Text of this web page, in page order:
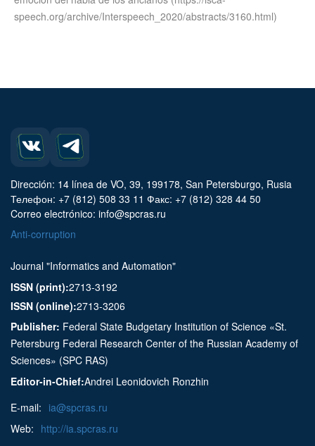
speech.org/archive/Interspeech_2020/abstracts/3160.html)
Dirección: 14 línea de VO, 39, 199178, San Petersburgo, Rusia
Телефон: +7 (812) 508 33 11 Факс: +7 (812) 328 44 50
Correo electrónico: info@spcras.ru
Anti-corruption
Journal "Informatics and Automation"
ISSN (print):2713-3192
ISSN (online):2713-3206
Publisher: Federal State Budgetary Institution of Science «St.
Petersburg Federal Research Center of the Russian Academy of
Sciences» (SPC RAS)
Editor-in-Chief:Andrei Leonidovich Ronzhin
E-mail: ia@spcras.ru
Web: http://ia.spcras.ru